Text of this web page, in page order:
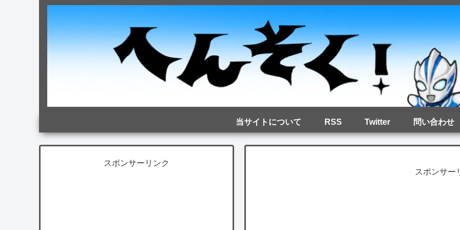
当サイトについて RSS Twitter 問い合わせ
スポンサー
スポンサーリンク